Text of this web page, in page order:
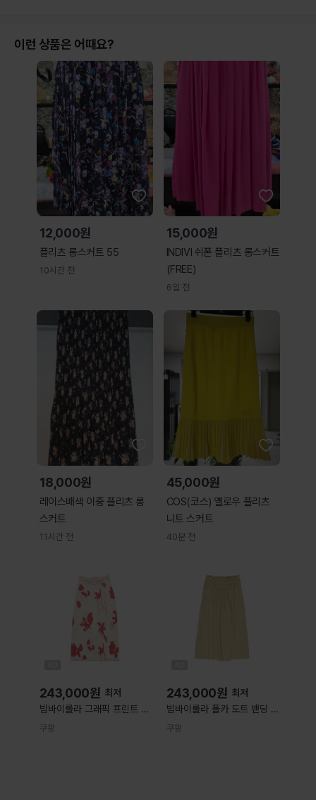
이런 상품은 어때요?
12,000원
플리츠 롱스커트 55
10시간 전
15,000원
INDIVI 쉬폰 플리츠 롱스커트
(FREE)
6일 전
18,000원
레이스배색 이중 플리츠 롱
스커트
11시간 전
45,000원
COS(코스) 옐로우 플리츠
니트 스커트
40분 전
243,000원 최저
빔바이롤라 그래픽 프린트 크
로셰 밴드 스커트 화이트계열
쿠팡
243,000원 최저
빔바이롤라 폴카 도트 밴딩 웨
이스트 미디 스커트 그린계열
쿠팡